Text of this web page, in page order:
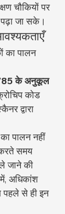
चौकियों पर
पढ़ा जा सके।
का पालन
के अनुकूल
कोड
द्वारा
पालन नहीं
समय
जाने की
अधिकांश
पहले से ही इन